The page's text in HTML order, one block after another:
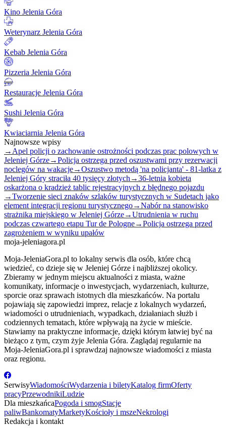
Kino Jelenia Góra
Weterynarz Jelenia Góra
Kebab Jelenia Góra
Pizzeria Jelenia Góra
Restauracje Jelenia Góra
Sushi Jelenia Góra
Kwiaciarnia Jelenia Góra
Najnowsze wpisy
→ Apel policji o zachowanie ostrożności podczas prac polowych w
Jeleniej Górze→Policja ostrzega przed oszustwami przy rezerwacji
noclegów na wakacje→Oszustwo metodą 'na policjanta' - 81-latka z
Jeleniej Góry straciła 40 tysięcy złotych →36-letnia kobieta
oskarżona o kradzież tablic rejestracyjnych z błędnego pojazdu
→Tworzenie sieci znaków szlaków turystycznych w Sudetach jako
element integracji regionu turystycznego→Nabór na stanowisko
strażnika miejskiego w Jeleniej Górze→Utrudnienia w ruchu
podczas czwartego etapu Tur de Pologne→Policja ostrzega przed
zagrożeniem w wyniku upałów
moja-jeleniagora.pl
Moja-JeleniaGora.pl to lokalny serwis dla osób, które chcą
wiedzieć, co dzieje się w Jeleniej Górze i najbliższej okolicy.
Zbieramy w jednym miejscu aktualności z miasta, ważne
komunikaty, informacje o inwestycjach, wydarzeniach, kulturze,
sporcie oraz sprawach istotnych dla mieszkańców. Na portalu
pojawiają się zapowiedzi imprez, relacje z lokalnych wydarzeń,
wiadomości o utrudnieniach, wypadkach, działaniach służb i
codziennych tematach, które wpływają na życie w mieście.
Stawiamy na praktyczne informacje, dzięki którym łatwiej być na
bieżąco z tym, czym żyje Jelenia Góra. Zaglądaj regularnie na
Moja-JeleniaGora.pl i sprawdzaj najnowsze wiadomości z miasta
oraz regionu.
SerwisyWiadomościWydarzenia i biletyKatalog firmOferty
pracyPrzewodnikiLudzie
Dla mieszkańcaPogoda i smogStacje
paliwBankomatyMarketyKościoły i mszeNekrologi
Redakcja i kontakt